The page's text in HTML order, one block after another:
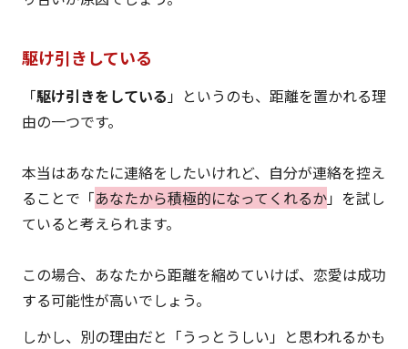
駆け引きしている
「駆け引きをしている 」というのも、距離を置かれる理
由の一つです。
本当はあなたに連絡をしたいけれど、自分が連絡を控え
ることで「あなたから積極的になってくれるか」を試し
ていると考えられます。
この場合、あなたから距離を縮めていけば、恋愛は成功
する可能性が高いでしょう。
しかし、別の理由だと「うっとうしい」と思われるかも